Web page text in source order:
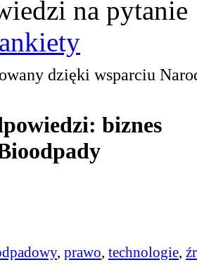
na pytanie
dzięki wsparciu
biznes
, prawo, technologie,